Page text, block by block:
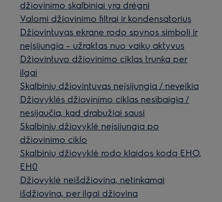
džiovinimo skalbiniai yra drėgni
Valomi džiovinimo filtrai ir kondensatorius
Džiovintuvas ekrane rodo spynos simbolį ir
neįsijungia – užraktas nuo vaikų aktyvus
Džiovintuvo džiovinimo ciklas trunka per
ilgai
Skalbinių džiovintuvas neįsijungia / neveikia
Džiovyklės džiovinimo ciklas nesibaigia /
nesijaučia, kad drabužiai sausi
Skalbinių džiovyklė neįsijungia po
džiovinimo ciklo
Skalbinių džiovyklė rodo klaidos kodą EHO,
EH0
Džiovyklė neišdžiovina, netinkamai
išdžiovina, per ilgai džiovina